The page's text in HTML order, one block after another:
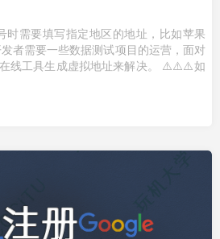
时需要填写指定地区的地址，比如苹果
者需要一些数据测试项目的运营，面对
线工具生成虚拟地址来解决。 ⚠️⚠️⚠️如